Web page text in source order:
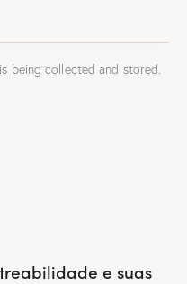
being collected and stored.
e suas